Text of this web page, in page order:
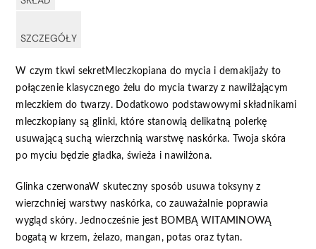
SZCZEGÓŁY
W czym tkwi sekretMleczkopiana do mycia i demakijaży to
połączenie klasycznego żelu do mycia twarzy z nawilżającym
mleczkiem do twarzy. Dodatkowo podstawowymi składnikami
mleczkopiany są glinki, które stanowią delikatną polerkę
usuwającą suchą wierzchnią warstwę naskórka. Twoja skóra
po myciu będzie gładka, świeża i nawilżona.
Glinka czerwonaW skuteczny sposób usuwa toksyny z
wierzchniej warstwy naskórka, co zauważalnie poprawia
wygląd skóry. Jednocześnie jest BOMBĄ WITAMINOWĄ
bogatą w krzem, żelazo, mangan, potas oraz tytan.